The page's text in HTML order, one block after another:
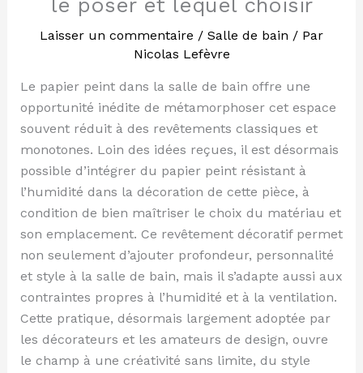
le poser et lequel choisir
Laisser un commentaire / Salle de bain / Par
Nicolas Lefèvre
Le papier peint dans la salle de bain offre une
opportunité inédite de métamorphoser cet espace
souvent réduit à des revêtements classiques et
monotones. Loin des idées reçues, il est désormais
possible d’intégrer du papier peint résistant à
l’humidité dans la décoration de cette pièce, à
condition de bien maîtriser le choix du matériau et
son emplacement. Ce revêtement décoratif permet
non seulement d’ajouter profondeur, personnalité
et style à la salle de bain, mais il s’adapte aussi aux
contraintes propres à l’humidité et à la ventilation.
Cette pratique, désormais largement adoptée par
les décorateurs et les amateurs de design, ouvre
le champ à une créativité sans limite, du style